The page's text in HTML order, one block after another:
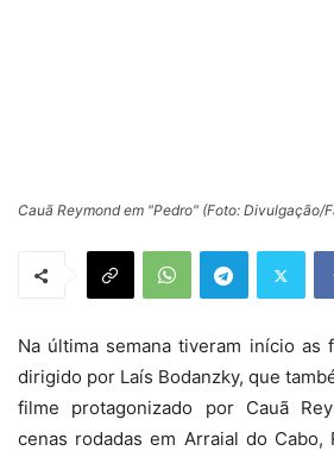
Cauã Reymond em "Pedro" (Foto: Divulgação/
Na última semana tiveram início as
dirigido por Laís Bodanzky, que
filme protagonizado por Cauã
cenas rodadas em Arraial do Cabo,